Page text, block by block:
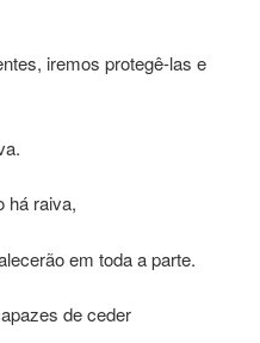
iremos protegê-las e
há raiva,
em toda a parte.
de ceder